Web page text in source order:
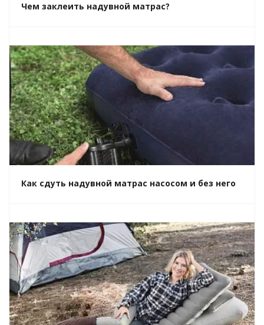
Чем заклеить надувной матрас?
Как сдуть надувной матрас насосом и без него